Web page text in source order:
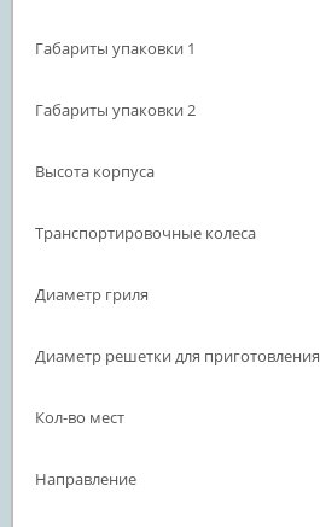
Габариты упаковки 1
Габариты упаковки 2
Высота корпуса
Транспортировочные колеса
Диаметр гриля
Диаметр решетки для приготовления
Кол-во мест
Направление